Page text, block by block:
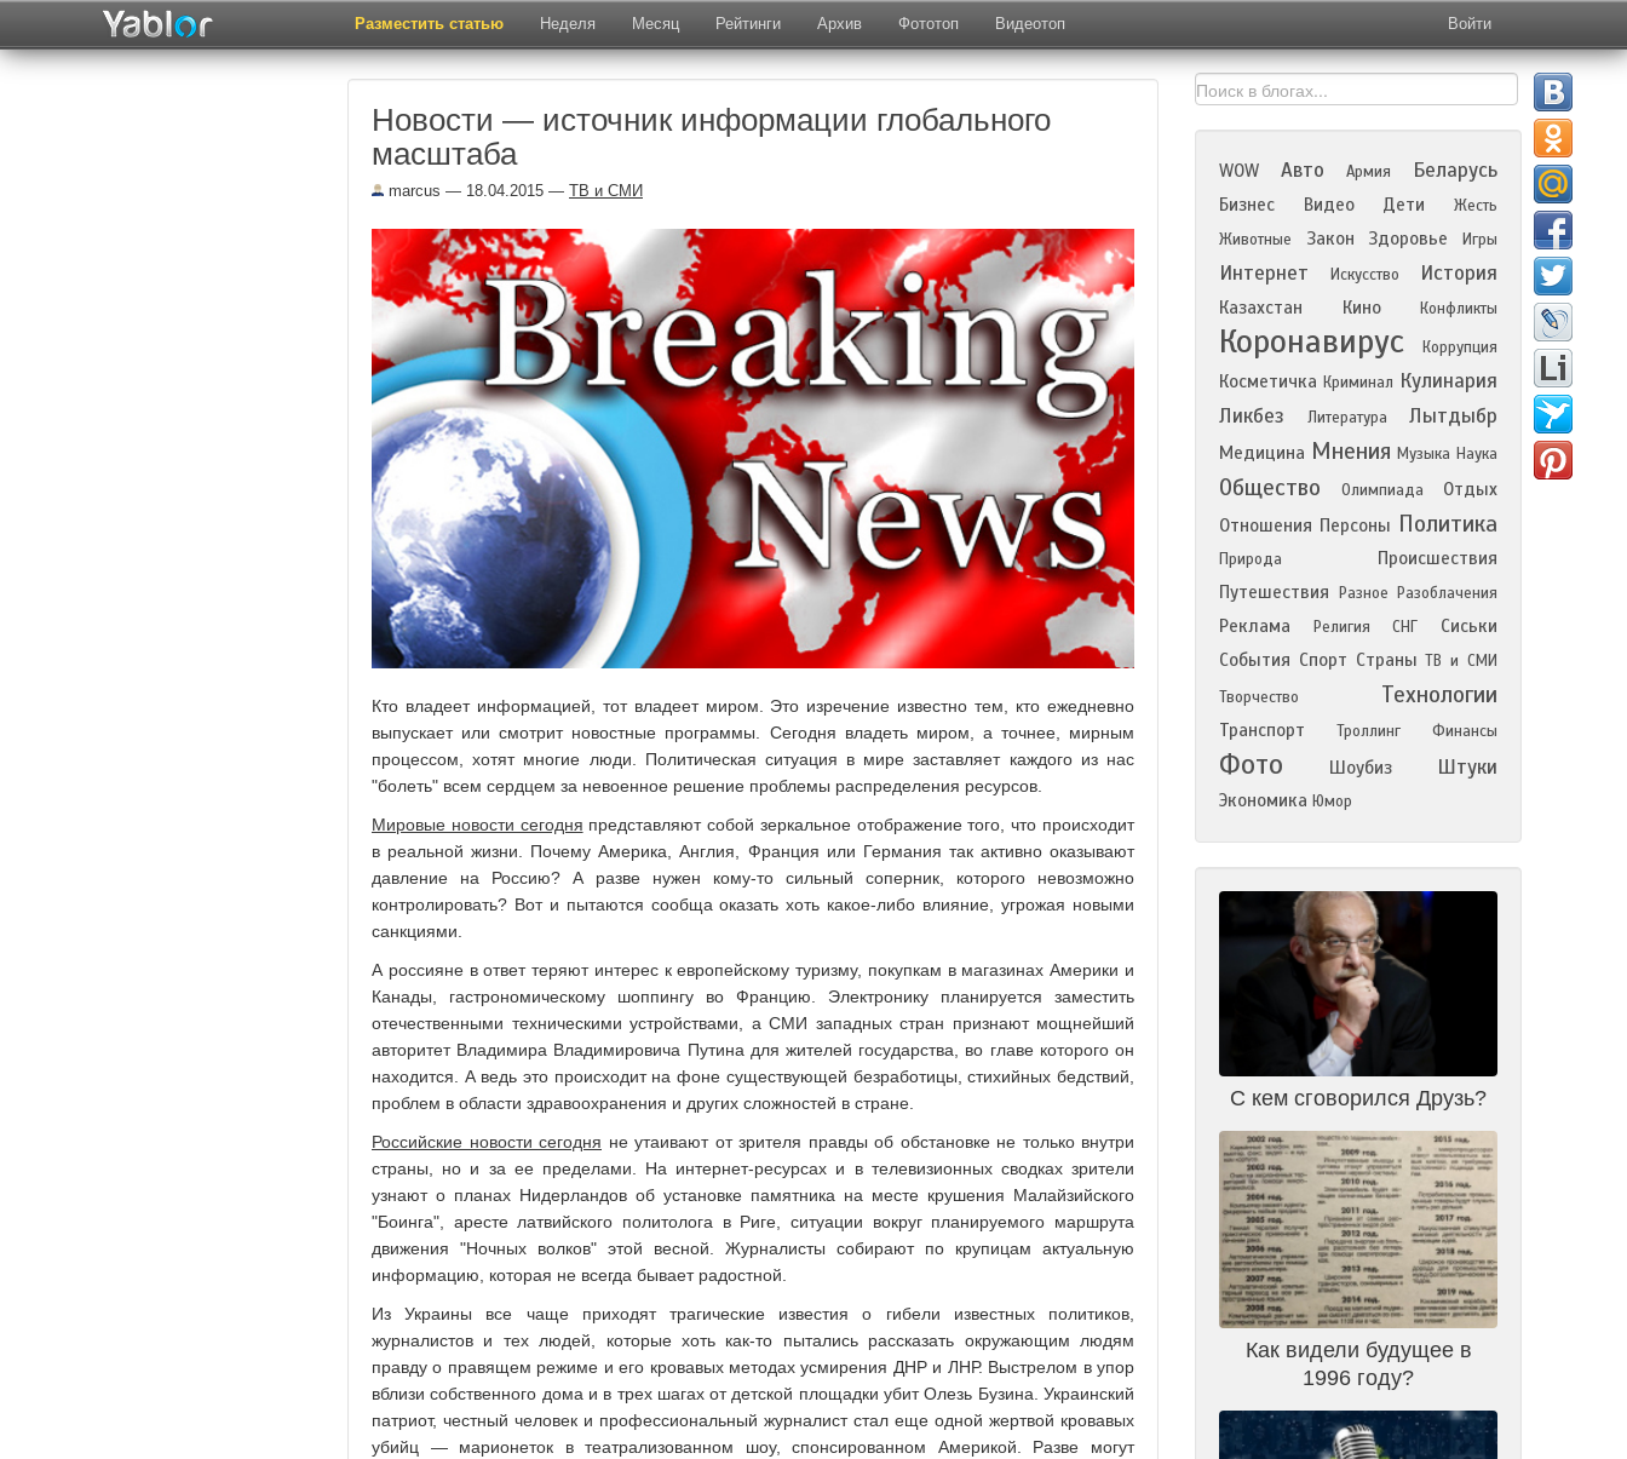
Разместить статью Неделя Месяц Рейтинги Архив Фототоп Видеотоп Войти
Новости — источник информации глобального
масштаба
marcus — 18.04.2015 — ТВ и СМИ
Кто владеет информацией, тот владеет миром. Это изречение известно тем, кто ежедневно
выпускает или смотрит новостные программы. Сегодня владеть миром, а точнее, мирным
процессом, хотят многие люди. Политическая ситуация в мире заставляет каждого из нас
"болеть" всем сердцем за невоенное решение проблемы распределения ресурсов.
Мировые новости сегодня представляют собой зеркальное отображение того, что происходит
в реальной жизни. Почему Америка, Англия, Франция или Германия так активно оказывают
давление на Россию? А разве нужен кому-то сильный соперник, которого невозможно
контролировать? Вот и пытаются сообща оказать хоть какое-либо влияние, угрожая новыми
санкциями.
А россияне в ответ теряют интерес к европейскому туризму, покупкам в магазинах Америки и
Канады, гастрономическому шоппингу во Францию. Электронику планируется заместить
отечественными техническими устройствами, а СМИ западных стран признают мощнейший
авторитет Владимира Владимировича Путина для жителей государства, во главе которого он
находится. А ведь это происходит на фоне существующей безработицы, стихийных бедствий,
проблем в области здравоохранения и других сложностей в стране.
Российские новости сегодня не утаивают от зрителя правды об обстановке не только внутри
страны, но и за ее пределами. На интернет-ресурсах и в телевизионных сводках зрители
узнают о планах Нидерландов об установке памятника на месте крушения Малайзийского
"Боинга", аресте латвийского политолога в Риге, ситуации вокруг планируемого маршрута
движения "Ночных волков" этой весной. Журналисты собирают по крупицам актуальную
информацию, которая не всегда бывает радостной.
Из Украины все чаще приходят трагические известия о гибели известных политиков,
журналистов и тех людей, которые хоть как-то пытались рассказать окружающим людям
правду о правящем режиме и его кровавых методах усмирения ДНР и ЛНР. Выстрелом в упор
вблизи собственного дома и в трех шагах от детской площадки убит Олезь Бузина. Украинский
патриот, честный человек и профессиональный журналист стал еще одной жертвой кровавых
убийц — марионеток в театрализованном шоу, спонсированном Америкой. Разве могут
WOW Авто Армия Беларусь
Бизнес Видео Дети
Жесть
Животные
Закон Здоровье Игры
Интернет Искусство История
Казахстан Кино Конфликты
Коронавирус Коррупция
Косметичка Криминал Кулинария
Ликбез
Литература Лытдыбр
Медицина Мнения Музыка Наука
Общество Олимпиада
Отдых
Отношения Персоны Политика
Природа
Происшествия
Путешествия
Разное Разоблачения
Реклама Религия СНГ
Сиськи
События Спорт Страны ТВ и СМИ
Творчество
Технологии
Транспорт Троллинг Финансы
Фото Шоубиз Штуки
Экономика Юмор
С кем сговорился Друзь?
Как видели будущее в
1996 году?